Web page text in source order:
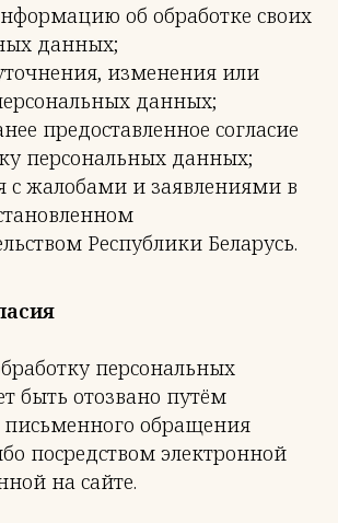
об обработке своих
данных;
изменения или
данных;
предоставленное согласие
персональных данных;
с жалобами и заявлениями в
Республики Беларусь.
персональных
быть отозвано путём
обращения
посредством электронной
на сайте.